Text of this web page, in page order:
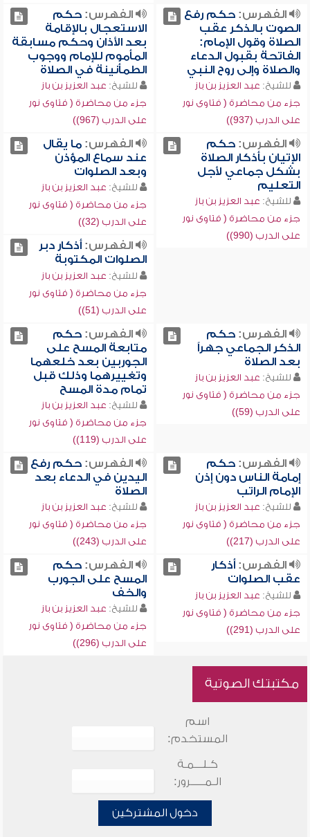
الفهرس:حكم رفع
الصوت بالذكر عقب
الصلاة وقول الإمام:
الفاتحة بقبول الدعاء
والصلاة وإلى روح النبي
للشيخ: عبد العزيز بن باز
جزء من محاضرة ( فتاوى نور
على الدرب (937))
الفهرس:حكم
الاستعجال بالإقامة
بعد الأذان وحكم مسابقة
المأموم للإمام ووجوب
الطمأنينة في الصلاة
للشيخ: عبد العزيز بن باز
جزء من محاضرة ( فتاوى نور
على الدرب (967))
الفهرس:حكم
الإتيان بأذكار الصلاة
بشكل جماعي لأجل
التعليم
للشيخ: عبد العزيز بن باز
جزء من محاضرة ( فتاوى نور
على الدرب (990))
الفهرس:ما يقال
عند سماع المؤذن
وبعد الصلوات
للشيخ: عبد العزيز بن باز
جزء من محاضرة ( فتاوى نور
على الدرب (32))
الفهرس:أذكار دبر
الصلوات المكتوبة
للشيخ: عبد العزيز بن باز
جزء من محاضرة ( فتاوى نور
على الدرب (51))
الفهرس:حكم
الذكر الجماعي جهراً
بعد الصلاة
للشيخ: عبد العزيز بن باز
جزء من محاضرة ( فتاوى نور
على الدرب (59))
الفهرس:حكم
متابعة المسح على
الجوربين بعد خلعهما
وتغييرهما وذلك قبل
تمام مدة المسح
للشيخ: عبد العزيز بن باز
جزء من محاضرة ( فتاوى نور
على الدرب (119))
الفهرس:حكم
إمامة الناس دون إذن
الإمام الراتب
للشيخ: عبد العزيز بن باز
جزء من محاضرة ( فتاوى نور
على الدرب (217))
الفهرس:حكم رفع
اليدين في الدعاء بعد
الصلاة
للشيخ: عبد العزيز بن باز
جزء من محاضرة ( فتاوى نور
على الدرب (243))
الفهرس:أذكار
عقب الصلوات
للشيخ: عبد العزيز بن باز
جزء من محاضرة ( فتاوى نور
على الدرب (291))
الفهرس:حكم
المسح على الجورب
والخف
للشيخ: عبد العزيز بن باز
جزء من محاضرة ( فتاوى نور
على الدرب (296))
مكتبتك الصوتية
اسم
المستخدم:
كـلـــمـة
الـمـــــرور:
دخول المشتركين